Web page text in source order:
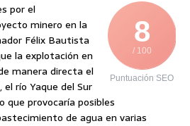
8
/ 100
Puntuación SEO
por el
minero en la
Félix Bautista
la explotación en
manera directa el
el río Yaque del Sur
que provocaría posibles
de agua en varias